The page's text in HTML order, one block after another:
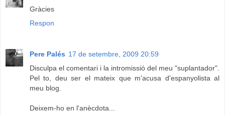
Gràcies
Respon
Pere Palés 17 de setembre, 2009 20:59
Disculpa el comentari i la intromissió del meu "suplantador".
Pel to, deu ser el mateix que m'acusa d'espanyolista al
meu blog.
Deixem-ho en l'anècdota...